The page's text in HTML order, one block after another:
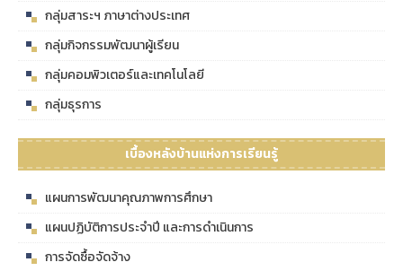
กลุ่มสาระฯ ภาษาต่างประเทศ
กลุ่มกิจกรรมพัฒนาผู้เรียน
กลุ่มคอมพิวเตอร์และเทคโนโลยี
กลุ่มธุรการ
เบื้องหลังบ้านแห่งการเรียนรู้
แผนการพัฒนาคุณภาพการศึกษา
แผนปฏิบัติการประจำปี และการดำเนินการ
การจัดซื้อจัดจ้าง